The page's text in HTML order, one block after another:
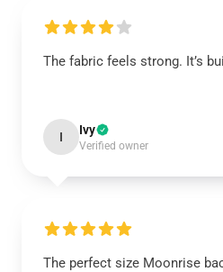
The fabric feels strong. It’s
I Ivy
Verified owner
The perfect size Moonrise